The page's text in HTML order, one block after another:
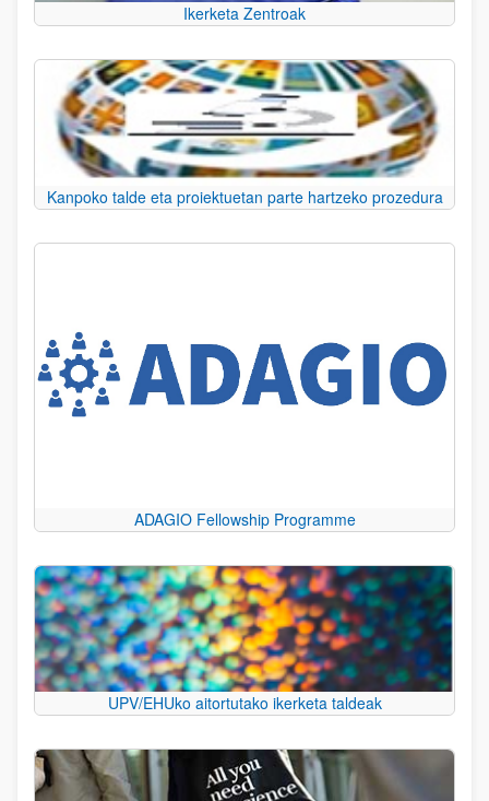
Ikerketa Zentroak
Kanpoko talde eta proiektuetan parte hartzeko prozedura
ADAGIO Fellowship Programme
UPV/EHUko aitortutako ikerketa taldeak